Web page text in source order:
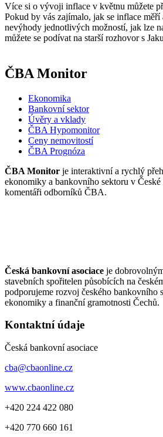
Více si o vývoji inflace v květnu můžete
Pokud by vás zajímalo, jak se inflace
nevýhody jednotlivých možností, jak lze
můžete se podívat na starší rozhovor s
ČBA Monitor
Ekonomika
Bankovní sektor
Úvěry a vklady
ČBA Hypomonitor
Ceny nemovitostí
ČBA Prognóza
ČBA Monitor je interaktivní a rychlý
ekonomiky a bankovního sektoru v
komentáři odborníků ČBA.
Česká bankovní asociace je
stavebních spořitelen působících na
podporujeme rozvoj českého bankovního
ekonomiky a finanční gramotnosti Čechů.
Kontaktní údaje
Česká bankovní asociace
cba@cbaonline.cz
www.cbaonline.cz
+420 224 422 080
+420 770 660 161